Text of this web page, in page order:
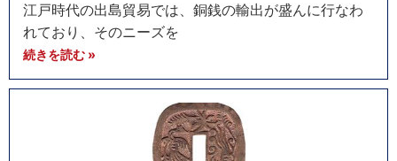
江戸時代の出島貿易では、銅銭の輸出が盛んに行なわ
れており、そのニーズを
続きを読む »